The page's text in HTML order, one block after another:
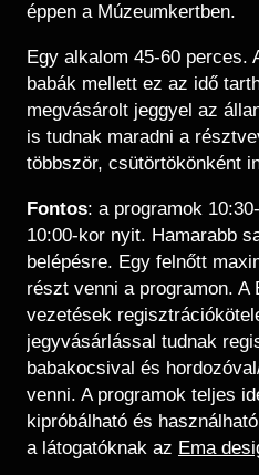
éppen a Múzeumkertben.
Egy alkalom 45-60 perces.
babák mellett ez az idő
megvásárolt jeggyel az
is tudnak maradni a
többször, csütörtökönként
Fontos: a programok
10:00-kor nyit. Hamarabb
belépésre. Egy felnőtt
részt venni a programon. A
vezetések
jegyvásárlással tudnak
babakocsival és
venni. A programok teljes
kipróbálható és
a látogatóknak az Ema